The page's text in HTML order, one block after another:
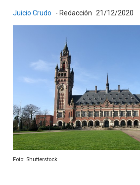
Juicio Crudo - Redacción 21/12/2020
Foto: Shutterstock